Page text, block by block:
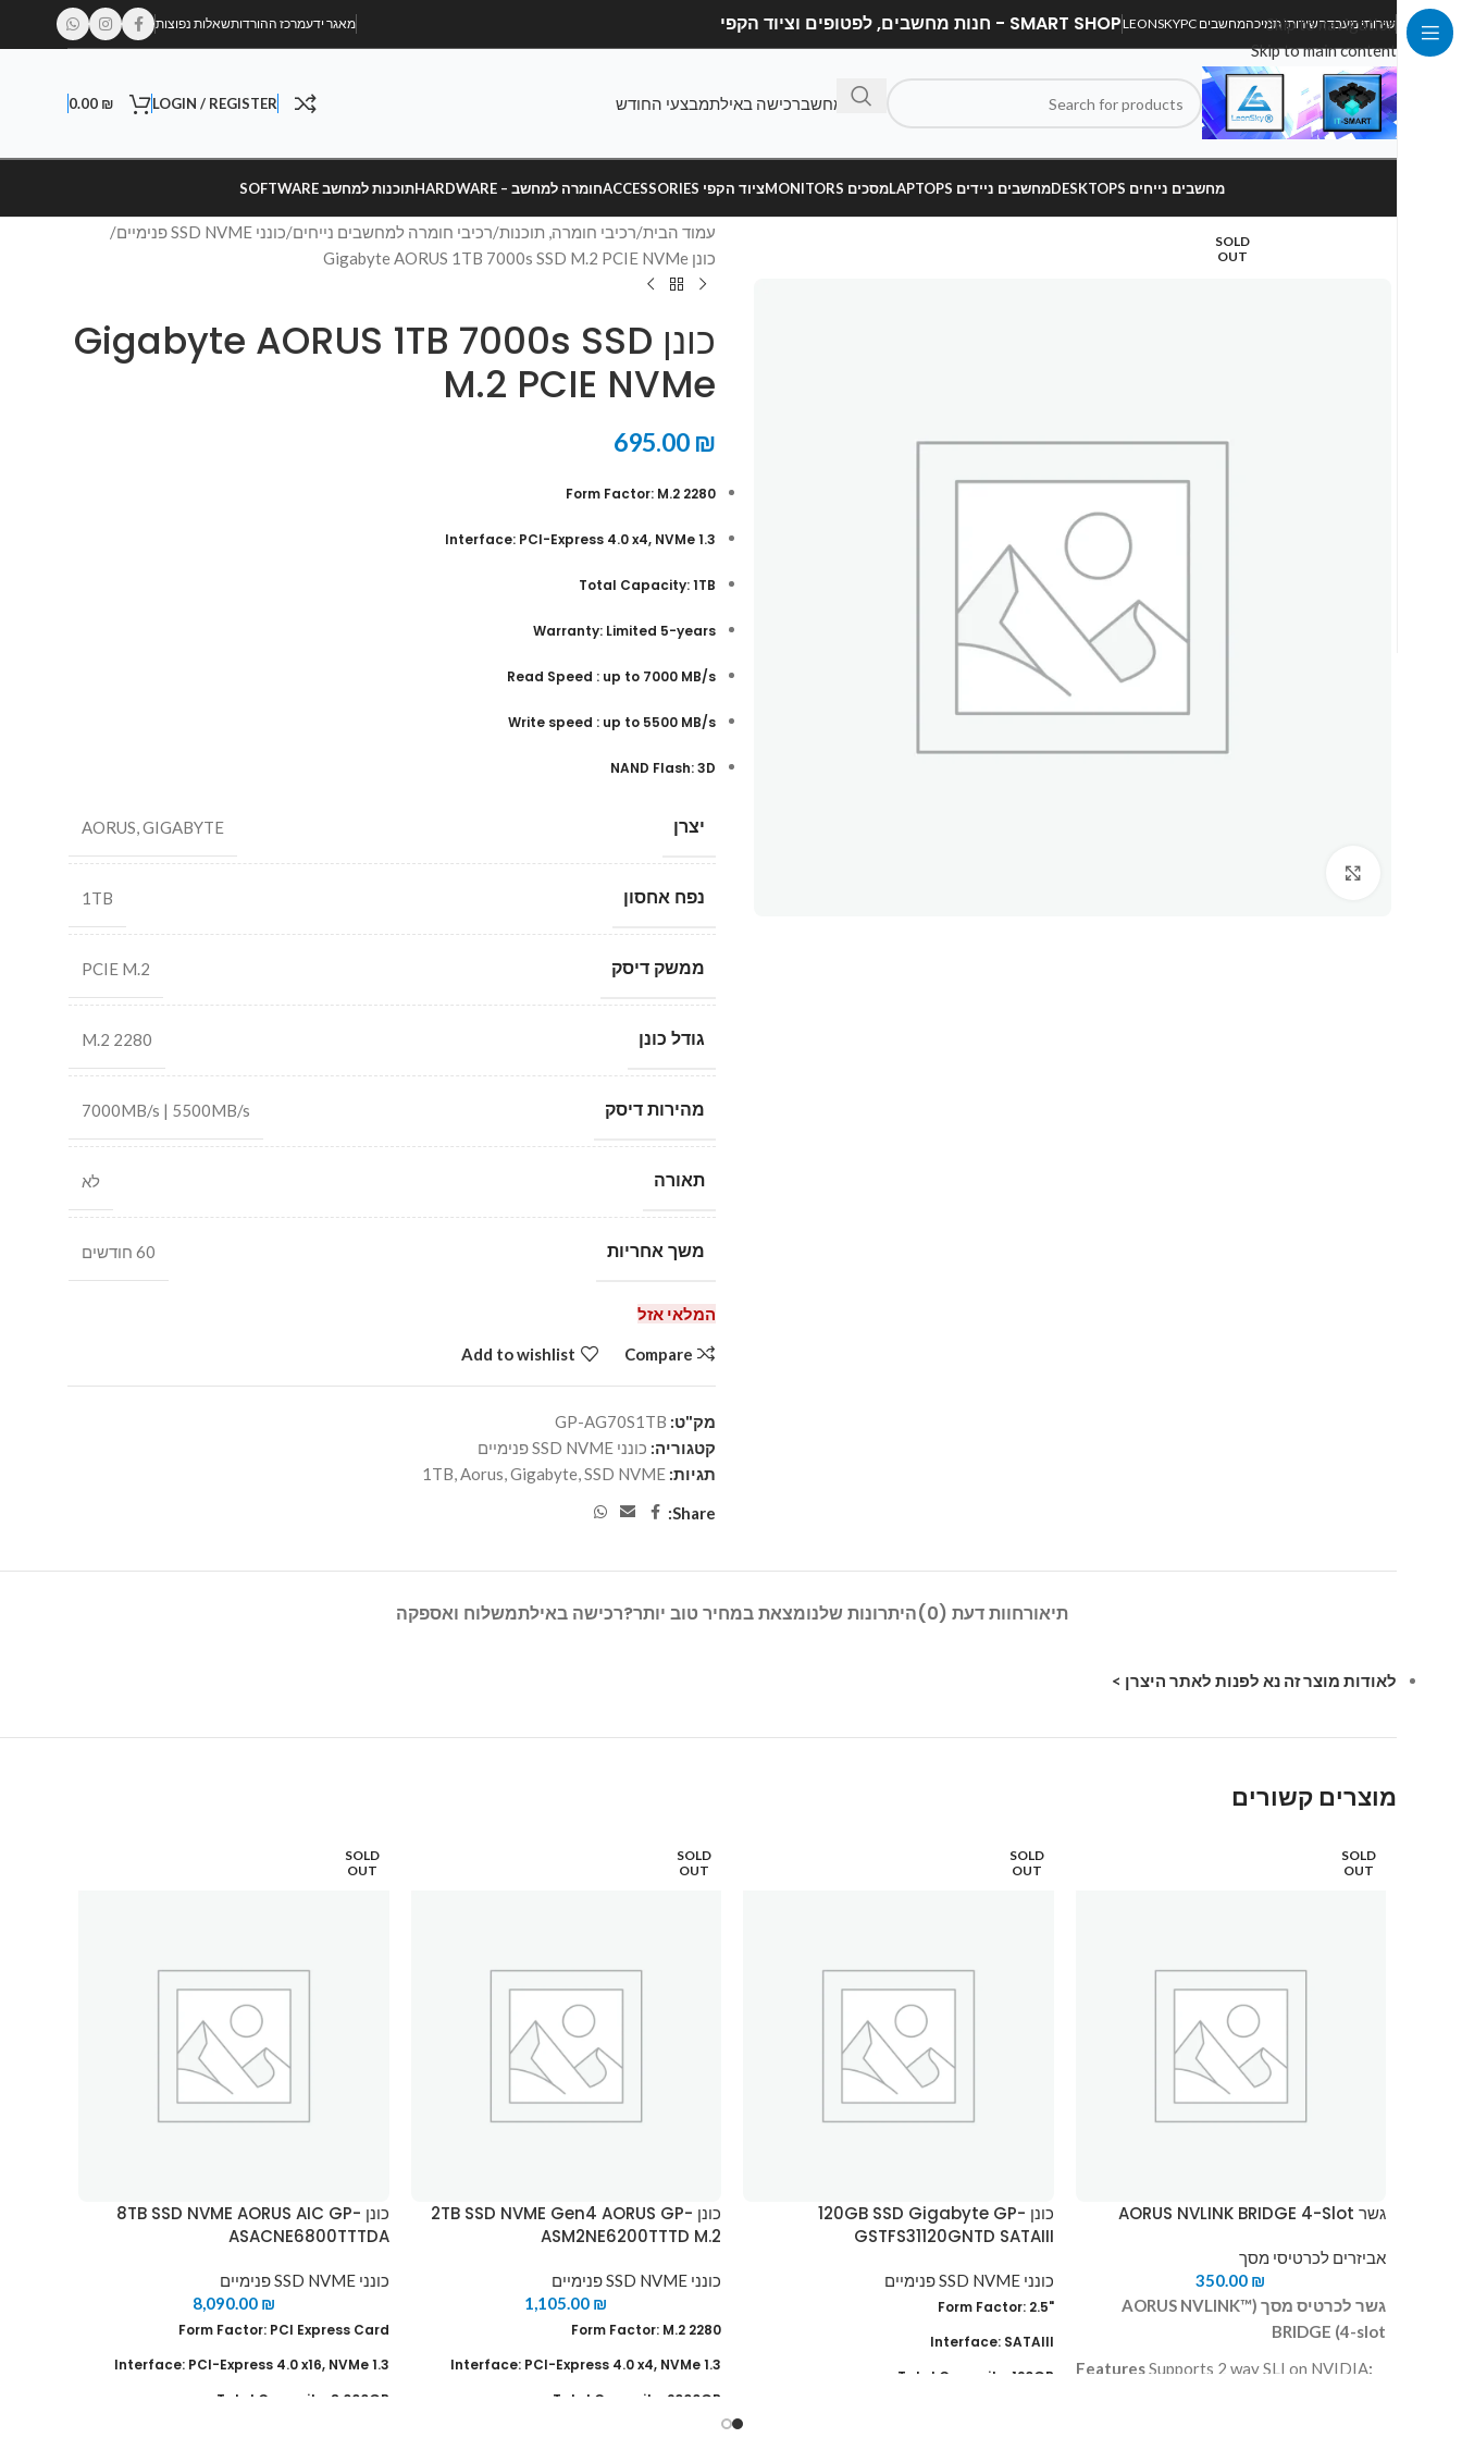
Skip to navigation
Skip to main content
שירותי מעבדהשירותי תמיכהמחשבים LEONSKYPC SMART SHOP - חנות מחשבים, לפטופים וציוד הקפי מאגר ידעמרכז ההורדותשאלות נפוצות
בנה מחשברכישה באילתמבצעי החודש LOGIN / REGISTER
0.00 ₪
מחשבים נייחים DESKTOPS מחשבים ניידים LAPTOPS מסכים MONITORS ציוד הקפי ACCESSORIES חומרה למחשב – HARDWARE תוכנות למחשב SOFTWARE
SOLD
OUT
עמוד הבית רכיבי חומרה, תוכנות רכיבי חומרה למחשבים נייחים כונני SSD NVME פנימיים
כונן Gigabyte AORUS 1TB 7000s SSD M.2 PCIE NVMe
כונן Gigabyte AORUS 1TB 7000s SSD
M.2 PCIE NVMe
695.00 ₪
Form Factor: M.2 2280
Interface: PCI-Express 4.0 x4, NVMe 1.3
Total Capacity: 1TB
Warranty: Limited 5-years
Read Speed : up to 7000 MB/s
Write speed : up to 5500 MB/s
NAND Flash: 3D
יצרן AORUS,GIGABYTE
נפח אחסון 1TB
ממשק דיסק PCIE M.2
גודל כונן M.2 2280
מהירות דיסק 7000MB/s | 5500MB/s
תאורה לא
משך אחריות 60 חודשים
המלאי אזל
Compare
Add to wishlist
מק"ט: GP-AG70S1TB
קטגוריה: כונני SSD NVME פנימיים
תגיות:
1TB,Aorus,Gigabyte,SSD NVME
Share:
תיאורחוות דעת (0) היתרונות שלנומצאת במחיר טוב יותר?רכישה באילתמשלוח ואספקה
לאודות מוצר זה נא לפנות לאתר היצרן >
מוצרים קשורים
SOLD
OUT
גשר AORUS NVLINK BRIDGE 4-Slot
אביזרים לכרטיסי מסך
350.00 ₪
גשר לכרטיס מסך (AORUS NVLINK™
BRIDGE (4-slot
:Features
Supports 2 way SLI on NVIDIA
SOLD
OUT
כונן 120GB SSD Gigabyte GP-
GSTFS31120GNTD SATAIII
כונני SSD NVME פנימיים
"Form Factor: 2.5
Interface: SATAIII
Total Capacity: 120GB
SOLD
OUT
כונן 2TB SSD NVME Gen4 AORUS GP-
ASM2NE6200TTTD M.2
כונני SSD NVME פנימיים
1,105.00 ₪
Form Factor: M.2 2280
Interface: PCI-Express 4.0 x4, NVMe 1.3
Total Capacity: 2000GB
SOLD
OUT
כונן 8TB SSD NVME AORUS AIC GP-
ASACNE6800TTTDA
כונני SSD NVME פנימיים
8,090.00 ₪
Form Factor: PCl Express Card
Interface: PCI-Express 4.0 x16, NVMe 1.3
Total Capacity: 8,000GB